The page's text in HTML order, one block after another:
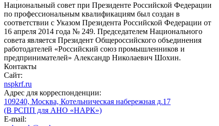
Национальный совет при Президенте Российской Федерации
по профессиональным квалификациям был создан в
соответствии с Указом Президента Российской Федерации от
16 апреля 2014 года № 249. Председателем Национального
совета является Президент Общероссийского объединения
работодателей «Российский союз промышленников и
предпринимателей» Александр Николаевич Шохин.
Контакты
Сайт:
nspkrf.ru
Адрес для корреспонденции:
109240, Москва, Котельническая набережная д.17
(В РСПП для АНО «НАРК»)
E-mail: